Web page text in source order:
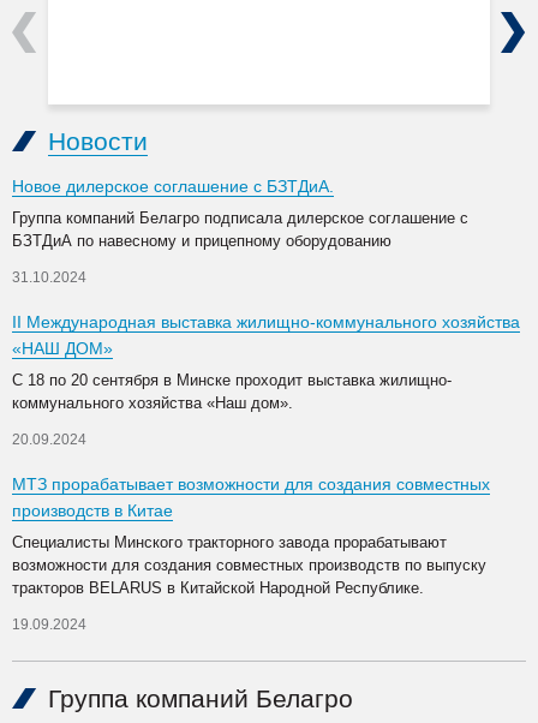
Previous Next
Новости
Новое дилерское соглашение с БЗТДиА.
Группа компаний Белагро подписала дилерское соглашение с
БЗТДиА по навесному и прицепному оборудованию
31.10.2024
II Международная выставка жилищно-коммунального хозяйства
«НАШ ДОМ»
С 18 по 20 сентября в Минске проходит выставка жилищно-
коммунального хозяйства «Наш дом».
20.09.2024
МТЗ прорабатывает возможности для создания совместных
производств в Китае
Специалисты Минского тракторного завода прорабатывают
возможности для создания совместных производств по выпуску
тракторов BELARUS в Китайской Народной Республике.
19.09.2024
Группа компаний Белагро